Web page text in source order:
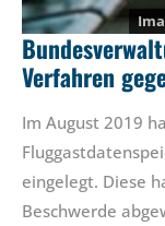
Verfahren
Im August 2019
eingelegt. Diese
Beschwerde